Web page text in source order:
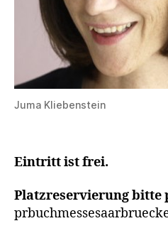
Juma Kliebenstein
Eintritt ist frei.
Platzreservierung bitte